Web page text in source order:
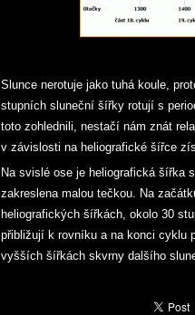
Slunce nerotuje jako tuhá koule,
stupních sluneční šířky rotují s
toto zohlednili, nestačí nám znát
v závislosti na heliografické šířce
Na svislé ose je heliografická šířka
zakreslena malou tečkou. Na
heliografických šířkách, okolo 30
přibližují k rovníku a na konci cyklu
vyšších šířkách skvrny dalšího